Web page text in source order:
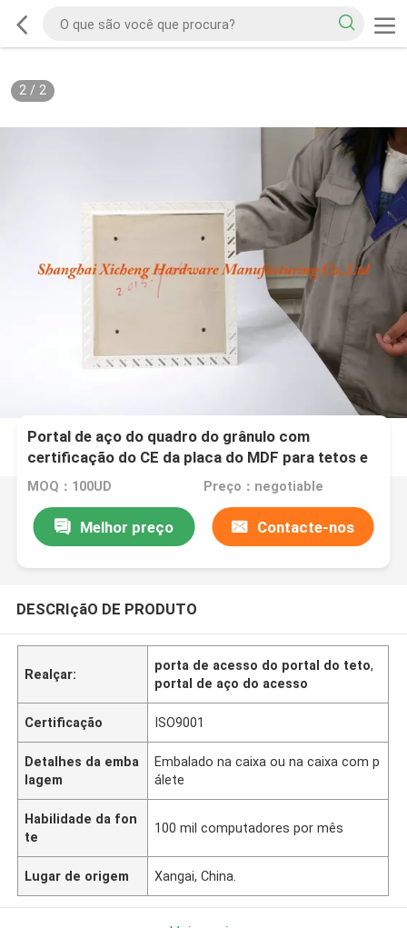
2/ 2
Portal de aço do quadro do grânulo com
certificação do CE da placa do MDF para tetos e
paredes
MOQ：100UD Preço：negotiable
Melhor preço Contacte-nos
DESCRIçãO DE PRODUTO
Realçar:
porta de acesso do portal do teto,
portal de aço do acesso
Certificação ISO9001
Detalhes da emba
lagem
Embalado na caixa ou na caixa com p
álete
Habilidade da fon
te
100 mil computadores por mês
Lugar de origem Xangai, China.